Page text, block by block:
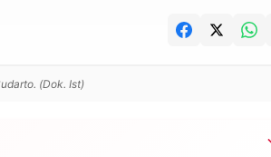
(Dok. Ist)